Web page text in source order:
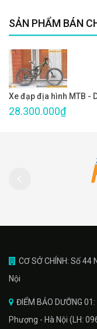
SẢN PHẨM BÁN
Xe đạp địa hình MTB -
28.300.000₫
CƠ SỞ CHÍNH: Số
Nội
ĐIỂM BẢO DƯỠNG
Phượng - Hà Nội (LH: